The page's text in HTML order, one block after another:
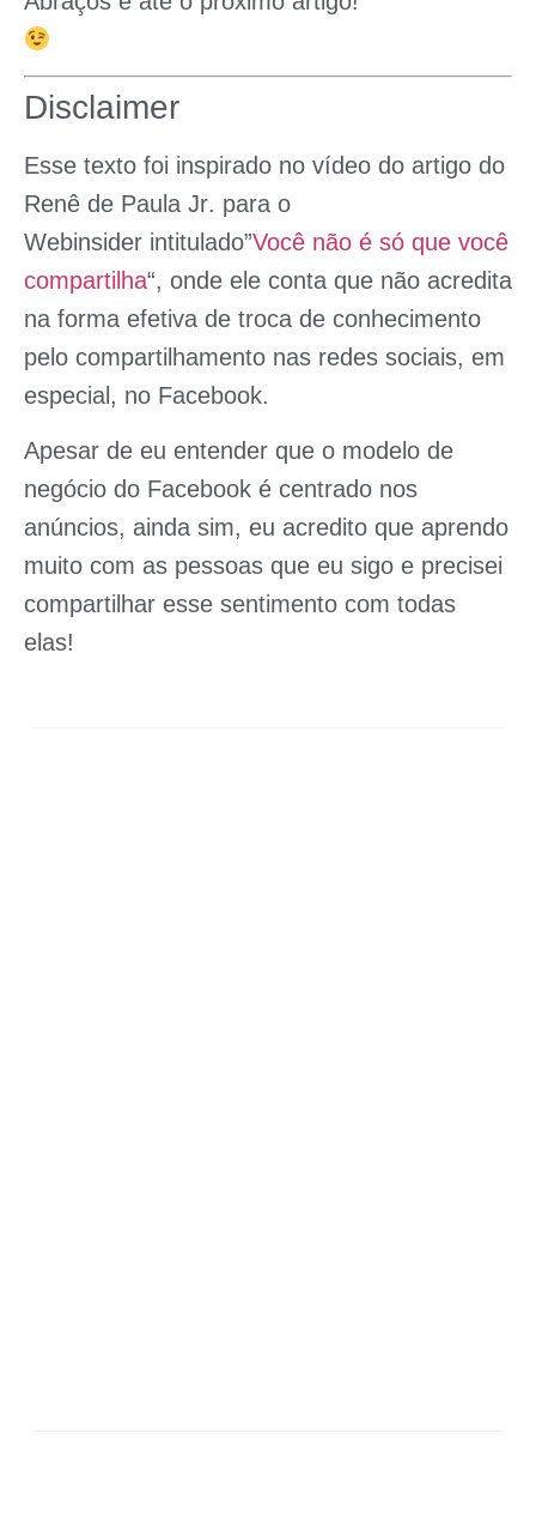
Disclaimer
Esse texto foi inspirado no vídeo do artigo do
Renê de Paula Jr. para o
Webinsider intitulado”Você não é só que você
compartilha“, onde ele conta que não acredita
na forma efetiva de troca de conhecimento
pelo compartilhamento nas redes sociais, em
especial, no Facebook.
Apesar de eu entender que o modelo de
negócio do Facebook é centrado nos
anúncios, ainda sim, eu acredito que aprendo
muito com as pessoas que eu sigo e precisei
compartilhar esse sentimento com todas
elas!